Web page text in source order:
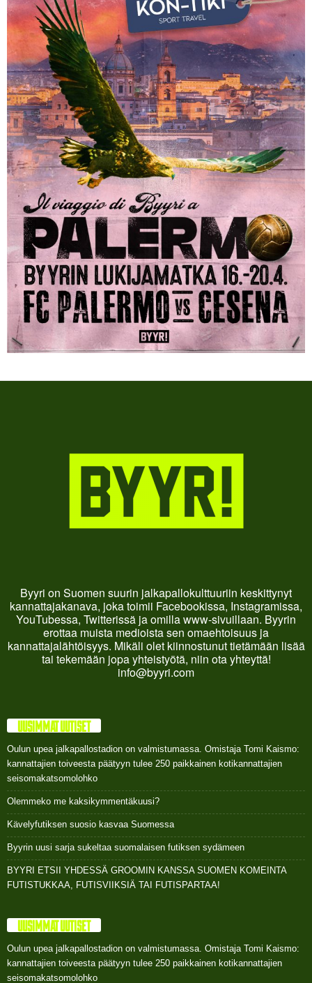
Byyri on Suomen suurin jalkapallokulttuuriin keskittynyt
kannattajakanava, joka toimii Facebookissa, Instagramissa,
YouTubessa, Twitterissä ja omilla www-sivuillaan. Byyrin
erottaa muista medioista sen omaehtoisuus ja
kannattajalähtöisyys. Mikäli olet kiinnostunut tietämään lisää
tai tekemään jopa yhteistyötä, niin ota yhteyttä!
info@byyri.com
UUSIMMAT UUTISET
Oulun upea jalkapallostadion on valmistumassa. Omistaja Tomi Kaismo:
kannattajien toiveesta päätyyn tulee 250 paikkainen kotikannattajien
seisomakatsomolohko
Olemmeko me kaksikymmentäkuusi?
Kävelyfutiksen suosio kasvaa Suomessa
Byyrin uusi sarja sukeltaa suomalaisen futiksen sydämeen
BYYRI ETSII YHDESSÄ GROOMIN KANSSA SUOMEN KOMEINTA
FUTISTUKKAA, FUTISVIIKSIÄ TAI FUTISPARTAA!
UUSIMMAT UUTISET
Oulun upea jalkapallostadion on valmistumassa. Omistaja Tomi Kaismo:
kannattajien toiveesta päätyyn tulee 250 paikkainen kotikannattajien
seisomakatsomolohko